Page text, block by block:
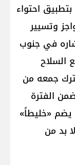
احتواء
وتسيير
في جنوب
السلاح
جمعه من
الفترة
«خليطاً»
بد من